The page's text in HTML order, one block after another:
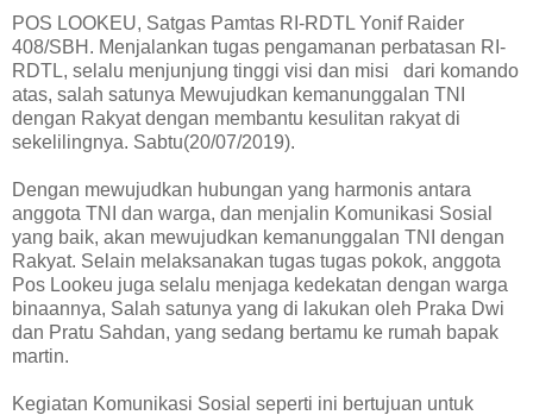
POS LOOKEU, Satgas Pamtas RI-RDTL Yonif Raider
408/SBH. Menjalankan tugas pengamanan perbatasan RI-
RDTL, selalu menjunjung tinggi visi dan misi dari komando
atas, salah satunya Mewujudkan kemanunggalan TNI
dengan Rakyat dengan membantu kesulitan rakyat di
sekelilingnya. Sabtu(20/07/2019).
Dengan mewujudkan hubungan yang harmonis antara
anggota TNI dan warga, dan menjalin Komunikasi Sosial
yang baik, akan mewujudkan kemanunggalan TNI dengan
Rakyat. Selain melaksanakan tugas tugas pokok, anggota
Pos Lookeu juga selalu menjaga kedekatan dengan warga
binaannya, Salah satunya yang di lakukan oleh Praka Dwi
dan Pratu Sahdan, yang sedang bertamu ke rumah bapak
martin.
Kegiatan Komunikasi Sosial seperti ini bertujuan untuk